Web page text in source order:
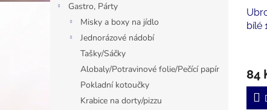
Gastro, Párty
Misky a boxy na jídlo
Jednorázové nádobí
Tašky/Sáčky
Alobaly/Potravinové folie/Pečící papír
Pokladní kotoučky
Krabice na dorty/pizzu
bílé
84